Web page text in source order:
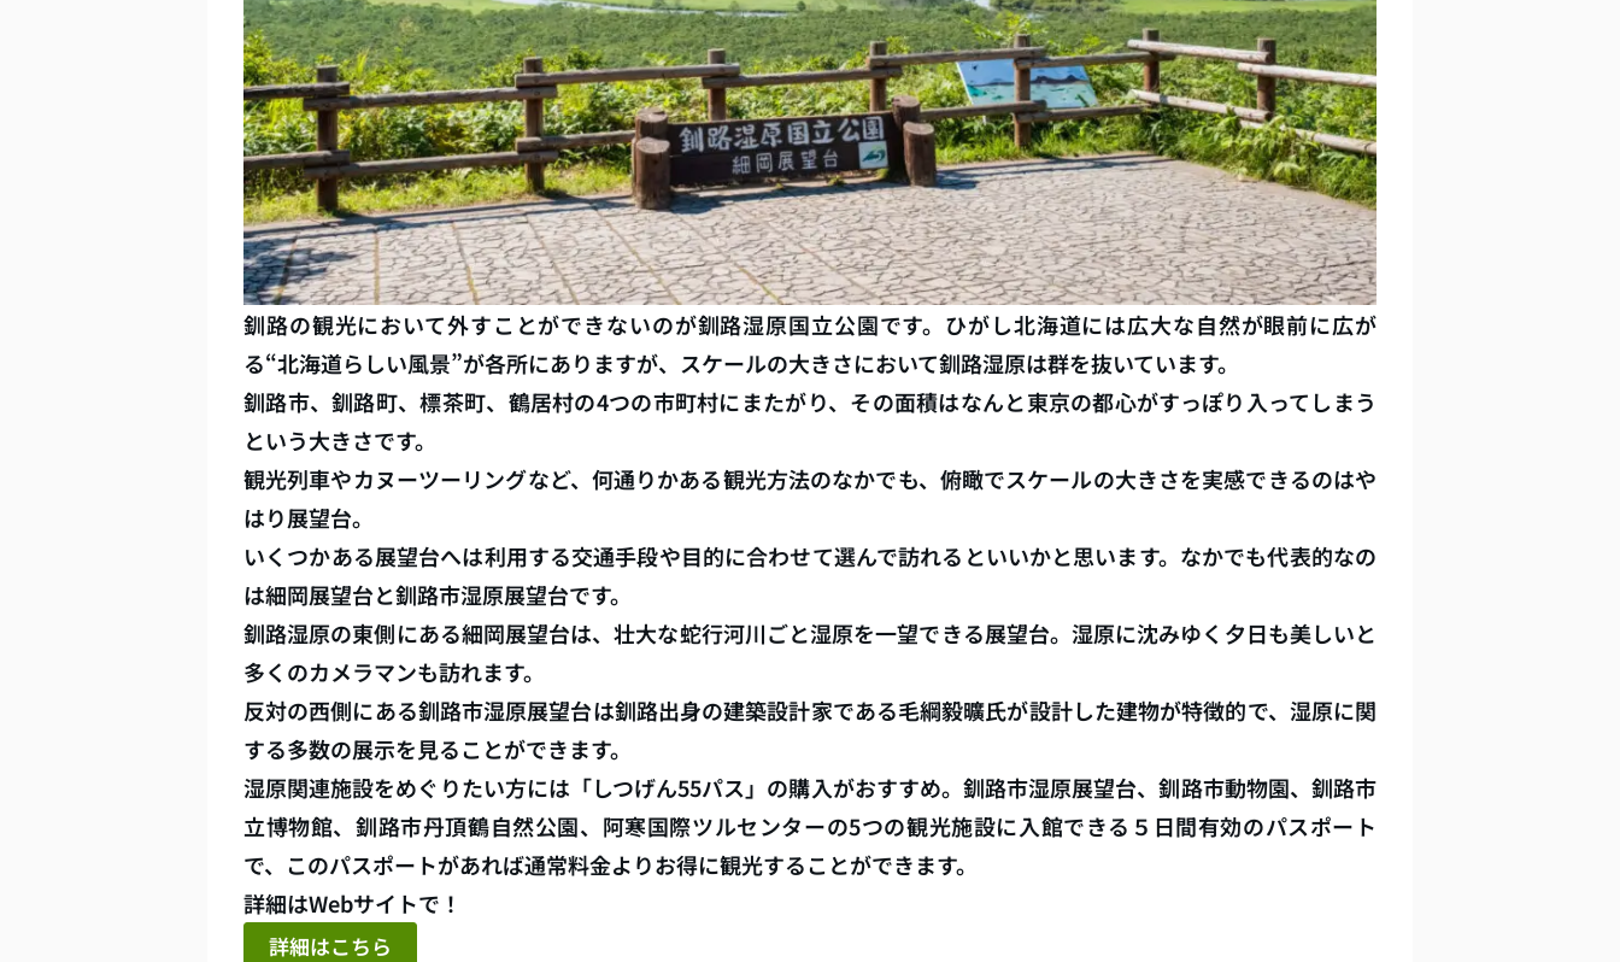
釧路の観光において外すことができないのが釧路湿原国立公園です。ひがし北海道には広大な自然が眼前に広が
る“北海道らしい風景”が各所にありますが、スケールの大きさにおいて釧路湿原は群を抜いています。
釧路市、釧路町、標茶町、鶴居村の4つの市町村にまたがり、その面積はなんと東京の都心がすっぽり入ってしまう
という大きさです。
観光列車やカヌーツーリングなど、何通りかある観光方法のなかでも、俯瞰でスケールの大きさを実感できるのはや
はり展望台。
いくつかある展望台へは利用する交通手段や目的に合わせて選んで訪れるといいかと思います。なかでも代表的なの
は細岡展望台と釧路市湿原展望台です。
釧路湿原の東側にある細岡展望台は、壮大な蛇行河川ごと湿原を一望できる展望台。湿原に沈みゆく夕日も美しいと
多くのカメラマンも訪れます。
反対の西側にある釧路市湿原展望台は釧路出身の建築設計家である毛綱毅曠氏が設計した建物が特徴的で、湿原に関
する多数の展示を見ることができます。
湿原関連施設をめぐりたい方には「しつげん55パス」の購入がおすすめ。釧路市湿原展望台、釧路市動物園、釧路市
立博物館、釧路市丹頂鶴自然公園、阿寒国際ツルセンターの5つの観光施設に入館できる５日間有効のパスポート
で、このパスポートがあれば通常料金よりお得に観光することができます。
詳細はWebサイトで！
詳細はこちら